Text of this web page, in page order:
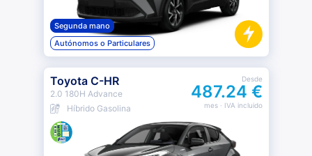
Segunda mano
Autónomos o Particulares
Toyota C-HR
2.0 180H Advance
Híbrido Gasolina
Desde
487.24 €
mes· IVA incluido